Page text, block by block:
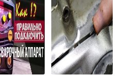
ХОЛОДНОЙ
СВАРКОЙ